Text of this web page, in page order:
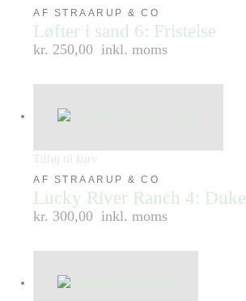
AF STRAARUP & CO
Løfter i sand 6: Fristelse
kr. 250,00 inkl. moms
Tilføj til kurv
AF STRAARUP & CO
Lucky River Ranch 4: Duke
kr. 300,00 inkl. moms